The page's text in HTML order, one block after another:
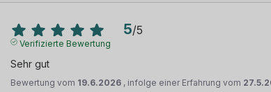
5/5
Verifizierte Bewertung
Sehr gut
Bewertung vom 19.6.2026 , infolge einer Erfahrung vom